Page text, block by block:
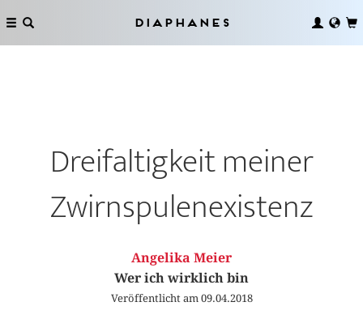
Diaphanes
Dreifaltigkeit meiner
Zwirnspulenexistenz
Angelika Meier
Wer ich wirklich bin
Veröffentlicht am 09.04.2018